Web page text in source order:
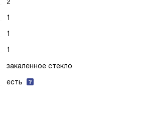
1
1
1
закаленное стекло
есть